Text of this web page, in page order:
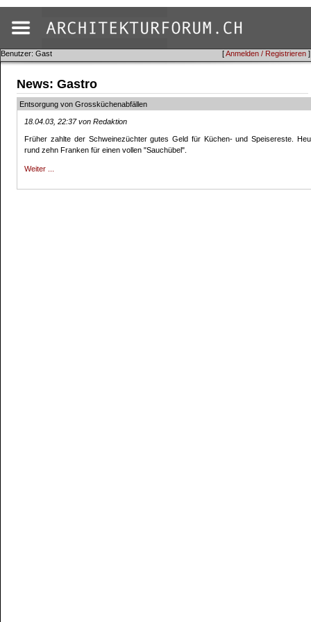
[Anmelden / Registrieren ]
Benutzer: Gast
News: Gastro
Entsorgung von Grossküchenabfällen
18.04.03, 22:37 von Redaktion
Früher zahlte der Schweinezüchter gutes Geld für Küchen- und Speisereste.
rund zehn Franken für einen vollen "Sauchübel".
Weiter ...